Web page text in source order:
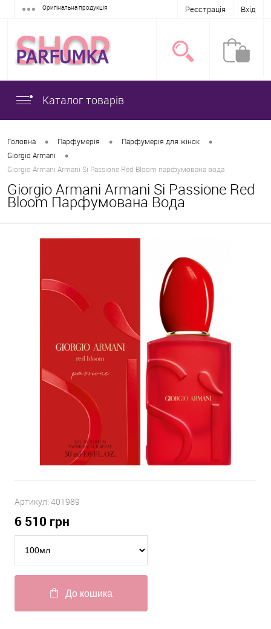
Оригінальна продукція Реєстрація Вхід
Каталог товарів
Головна • Парфумерія • Парфумерія для жінок •
Giorgio Armani •
Giorgio Armani Armani Si Passione Red Bloom парфумована вода
Giorgio Armani Armani Si Passione Red
Bloom Парфумована Вода
Артикул: 401989
6 510 грн
До кошика